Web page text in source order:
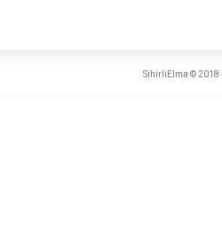
SihirliElma © 2018